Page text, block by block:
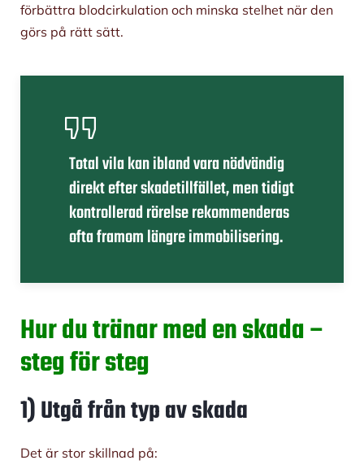
förbättra blodcirkulation och minska stelhet när den
görs på rätt sätt.
Total vila kan ibland vara nödvändig
direkt efter skadetillfället, men tidigt
kontrollerad rörelse rekommenderas
ofta framom längre immobilisering.
Hur du tränar med en skada –
steg för steg
1) Utgå från typ av skada
Det är stor skillnad på: